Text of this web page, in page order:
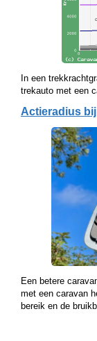
In een
trekauto met een
Actieradius
Een betere
met een caravan
bereik en de